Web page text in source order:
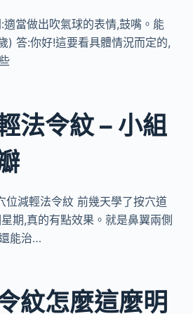
當做出吹氣球的表情,鼓嘴。能
) 答:你好!這要看具體情況而定的,
法令紋 – 小組
位減輕法令紋 前幾天學了按穴道
期,真的有點效果。就是鼻翼兩側
能治…
紋怎麼這麼明